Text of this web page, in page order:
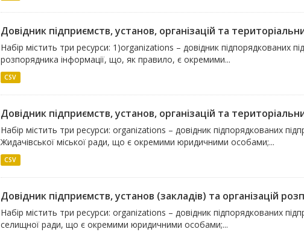
Довідник підприємств, установ, організацій та
Набір містить три ресурси: 1)organizations – довідник підпорядкованих
розпорядника інформації, що, як правило, є окремими...
CSV
Довідник підприємств, установ, організацій та
Набір містить три ресурси: organizations – довідник підпорядкованих
Жидачівської міської ради, що є окремими юридичними особами;...
CSV
Довідник підприємств, установ (закладів) та організацій
Набір містить три ресурси: organizations – довідник підпорядкованих
селищної ради, що є окремими юридичними особами;...